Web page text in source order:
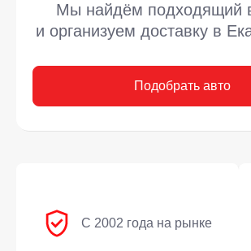
Мы найдём подходящий
и организуем доставку в
Подобрать авто
С 2002 года на рынке